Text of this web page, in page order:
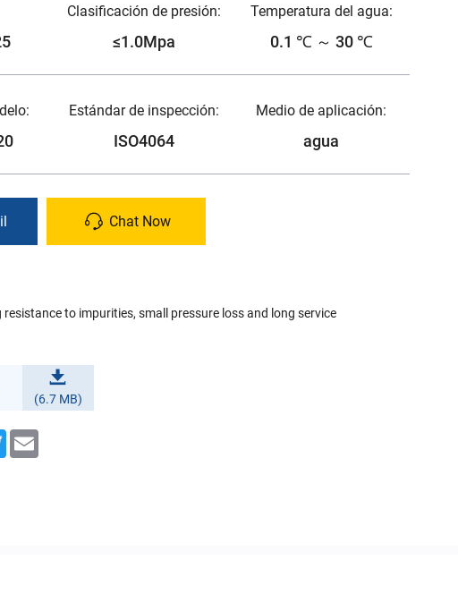
Clasificación de presión:
≤1.0Mpa
Temperatura del agua:
0.1 ℃ ～ 30 ℃
Estándar de inspección:
ISO4064
Medio de aplicación:
agua
Chat Now
to impurities, small pressure loss and long service
(6.7 MB)
TwitterEmail